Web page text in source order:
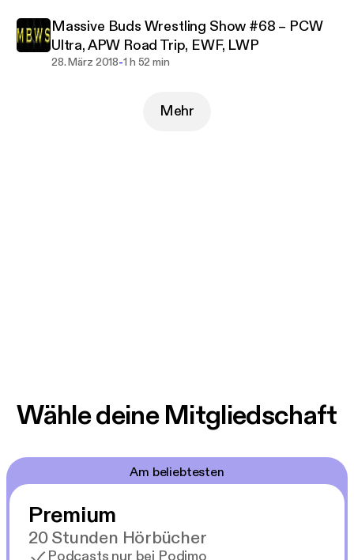
Massive Buds Wrestling Show #68 – PCW
Ultra, APW Road Trip, EWF, LWP
28. März 2018-1 h 52 min
Mehr
Wähle deine Mitgliedschaft
Am beliebtesten
Premium
20 Stunden Hörbücher